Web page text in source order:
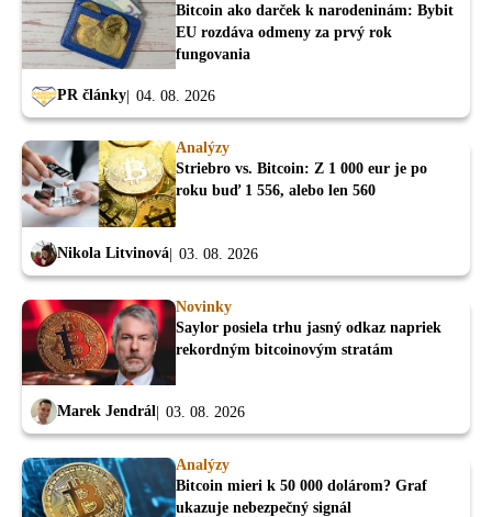
Bitcoin ako darček k narodeninám: Bybit
EU rozdáva odmeny za prvý rok
fungovania
PR články 04. 08. 2026
Analýzy
Striebro vs. Bitcoin: Z 1 000 eur je po
roku buď 1 556, alebo len 560
Nikola Litvinová 03. 08. 2026
Novinky
Saylor posiela trhu jasný odkaz napriek
rekordným bitcoinovým stratám
Marek Jendrál 03. 08. 2026
Analýzy
Bitcoin mieri k 50 000 dolárom? Graf
ukazuje nebezpečný signál